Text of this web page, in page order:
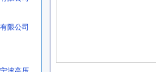
限公司
波高压